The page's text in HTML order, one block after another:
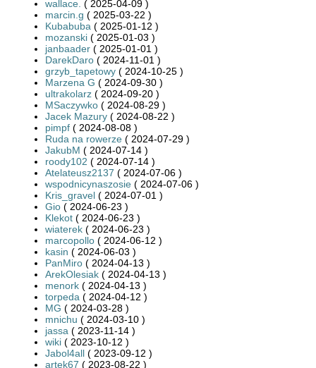
wallace. ( 2025-04-09 )
marcin.g ( 2025-03-22 )
Kubabuba ( 2025-01-12 )
mozanski ( 2025-01-03 )
janbaader ( 2025-01-01 )
DarekDaro ( 2024-11-01 )
grzyb_tapetowy ( 2024-10-25 )
Marzena G ( 2024-09-30 )
ultrakolarz ( 2024-09-20 )
MSaczywko ( 2024-08-29 )
Jacek Mazury ( 2024-08-22 )
pimpf ( 2024-08-08 )
Ruda na rowerze ( 2024-07-29 )
JakubM ( 2024-07-14 )
roody102 ( 2024-07-14 )
Atelateusz2137 ( 2024-07-06 )
wspodnicynaszosie ( 2024-07-06 )
Kris_gravel ( 2024-07-01 )
Gio ( 2024-06-23 )
Klekot ( 2024-06-23 )
wiaterek ( 2024-06-23 )
marcopollo ( 2024-06-12 )
kasin ( 2024-06-03 )
PanMiro ( 2024-04-13 )
ArekOlesiak ( 2024-04-13 )
menork ( 2024-04-13 )
torpeda ( 2024-04-12 )
MG ( 2024-03-28 )
mnichu ( 2024-03-10 )
jassa ( 2023-11-14 )
wiki ( 2023-10-12 )
Jabol4all ( 2023-09-12 )
artek67 ( 2023-08-22 )